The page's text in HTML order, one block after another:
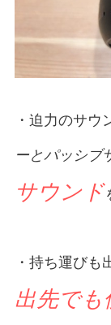
・迫力のサウ
ーとパッシブ
サウンド
・持ち運びも
出先でも